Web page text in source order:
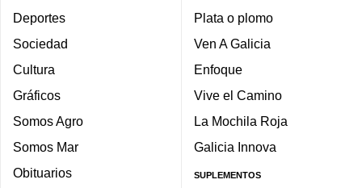
Deportes
Sociedad
Cultura
Gráficos
Somos Agro
Somos Mar
Obituarios
Plata o plomo
Ven A Galicia
Enfoque
Vive el Camino
La Mochila Roja
Galicia Innova
SUPLEMENTOS